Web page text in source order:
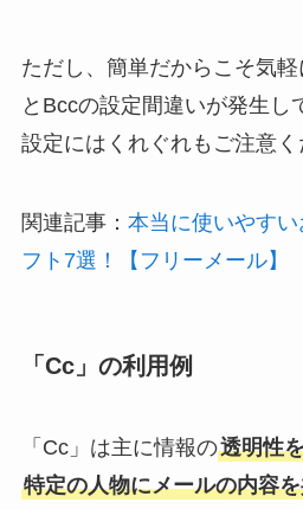
ただし、簡単だからこそ気
とBccの設定間違いが発生し
設定にはくれぐれもご注意く
関連記事： 本当に使いやす
フト7選！【フリーメール】
「Cc」の利用例
「Cc」は主に情報の透明性
特定の人物にメールの内容